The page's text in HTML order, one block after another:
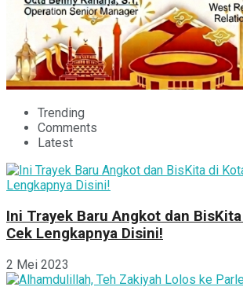
Trending
Comments
Latest
Ini Trayek Baru Angkot dan
Cek Lengkapnya Disini!
2 Mei 2023